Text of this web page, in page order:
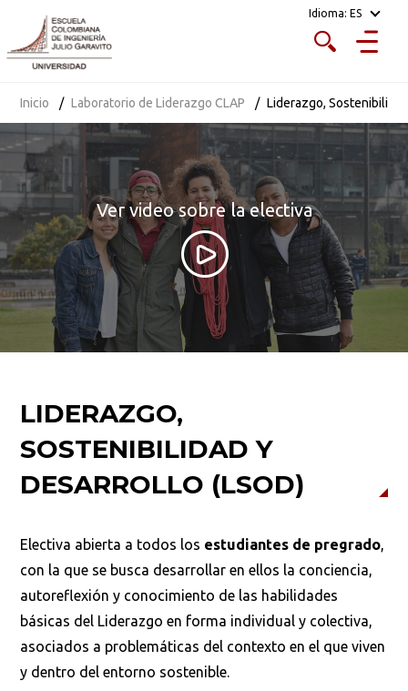
Idioma: ES
Inicio Laboratorio de Liderazgo CLAP Liderazgo,
Ver video sobre la electiva
LIDERAZGO,
SOSTENIBILIDAD Y
DESARROLLO (LSOD)
Electiva abierta a todos los estudiantes de pregrado,
con la que se busca desarrollar en ellos la conciencia,
autoreflexión y conocimiento de las habilidades
básicas del Liderazgo en forma individual y colectiva,
asociados a problemáticas del contexto en el que viven
y dentro del entorno sostenible.